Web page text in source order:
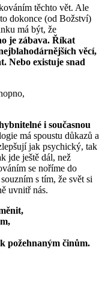
těchto vět. Ale
dokonce (od Božství)
má být, že
je zábava. Říkat
věcí,
Nebo existuje snad
i současnou
má spoustu důkazů a
jak psychický, tak
jde ještě dál, než
se noříme do
s tím, že svět si
uvnitř nás.
požehnaným činům.